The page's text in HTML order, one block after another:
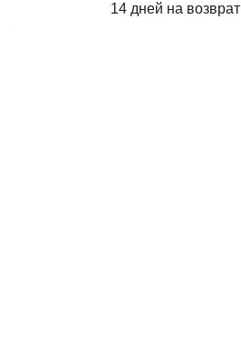
14 дней на возврат